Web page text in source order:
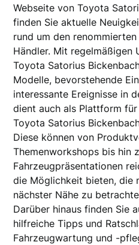
Webseite von Toyota
finden Sie aktuelle
rund um den
Händler. Mit regelmäßigen
Toyota Satorius
Modelle, bevorstehende
interessante Ereignisse in
dient auch als Plattform
Toyota Satorius
Diese können von
Themenworkshops bis hin
Fahrzeugpräsentationen
die Möglichkeit bieten, die
nächster Nähe zu
Darüber hinaus finden Sie
hilfreiche Tipps und
Fahrzeugwartung und -